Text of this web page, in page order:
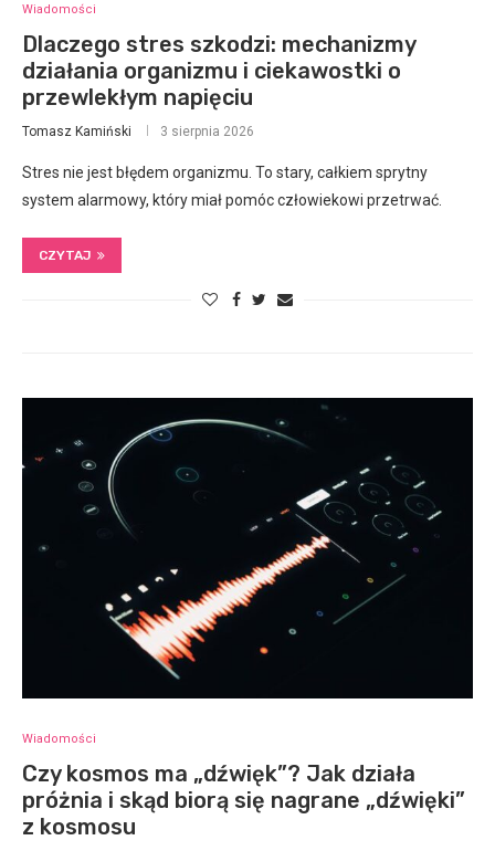
Wiadomości
Dlaczego stres szkodzi: mechanizmy
działania organizmu i ciekawostki o
przewlekłym napięciu
Tomasz Kamiński 3 sierpnia 2026
Stres nie jest błędem organizmu. To stary, całkiem sprytny
system alarmowy, który miał pomóc człowiekowi przetrwać.
CZYTAJ
Wiadomości
Czy kosmos ma „dźwięk”? Jak działa
próżnia i skąd biorą się nagrane „dźwięki”
z kosmosu